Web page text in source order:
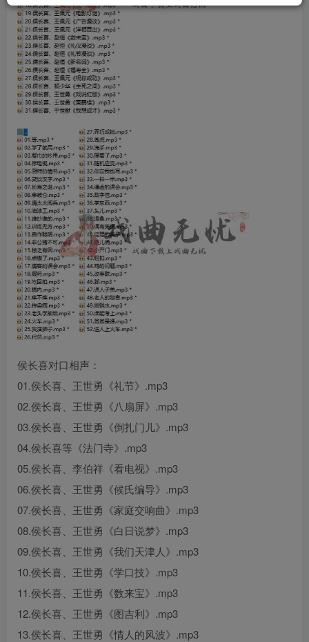
侯长喜对口相声：
01.侯长喜、王世勇《礼节》.mp3
02.侯长喜、王世勇《八扇屏》.mp3
03.侯长喜、王世勇《倒扎门儿》.mp3
04.侯长喜等《法门寺》.mp3
05.侯长喜、李伯祥《看电视》.mp3
06.侯长喜、王世勇《候氏编导》.mp3
07.侯长喜、王世勇《家庭交响曲》.mp3
08.侯长喜、王世勇《白日说梦》.mp3
09.侯长喜、王世勇《我们天津人》.mp3
10.侯长喜、王世勇《学口技》.mp3
11.侯长喜、王世勇《数来宝》.mp3
12.侯长喜、王世勇《图吉利》.mp3
13.侯长喜、王世勇《情人的风波》.mp3